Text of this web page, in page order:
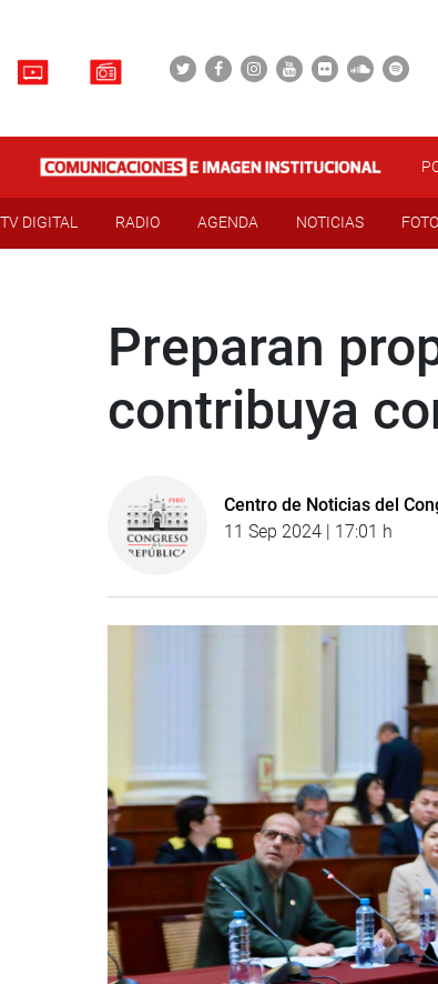
TV DIGITAL RADIO AGENDA NOTICIAS
Preparan
contribuya
Centro de Noticias del
11 Sep 2024 | 17:01 h